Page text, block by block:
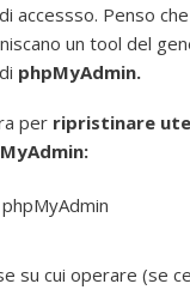
accessso. Penso
un tool del
phpMyAdmin.
per ripristinare
su cui operare (se